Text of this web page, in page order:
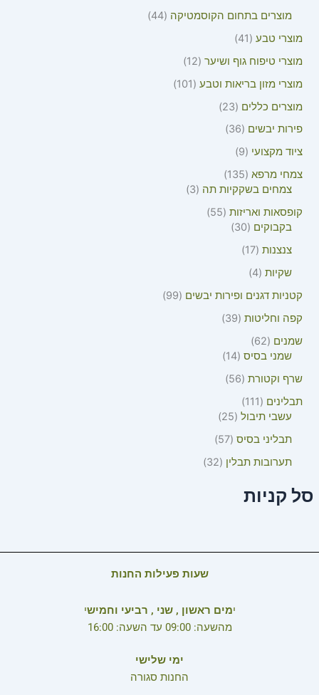
מוצרים בתחום הקוסמטיקה 44
מוצרי טבע
41
מוצרי טיפוח גוף ושיער 12
מוצרי מזון בריאות וטבע
101
מוצרים כללים
23
פירות יבשים
36
ציוד מקצועי
9
צמחי מרפא 135
צמחים בשקקיות תה
3
קופסאות ואריזות 55
בקבוקים
30
צנצנות 17
שקיות 4
קטניות דגנים ופירות יבשים
99
קפה וחליטות 39
שמנים
62
שמני בסיס 14
שרף וקטורת 56
תבלינים
111
עשבי תיבול 25
תבליני בסיס 57
תערובות תבלין
32
סל קניות
שעות פעילות החנות
ימים ראשון , שני , רביעי וחמישי
מהשעה: 09:00 עד השעה: 16:00
ימי שלישי
החנות סגורה